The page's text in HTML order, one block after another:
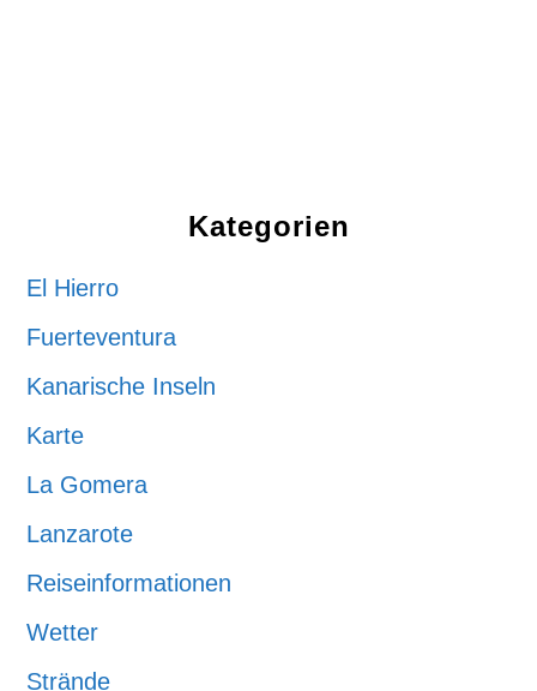
Kategorien
El Hierro
Fuerteventura
Kanarische Inseln
Karte
La Gomera
Lanzarote
Reiseinformationen
Wetter
Strände